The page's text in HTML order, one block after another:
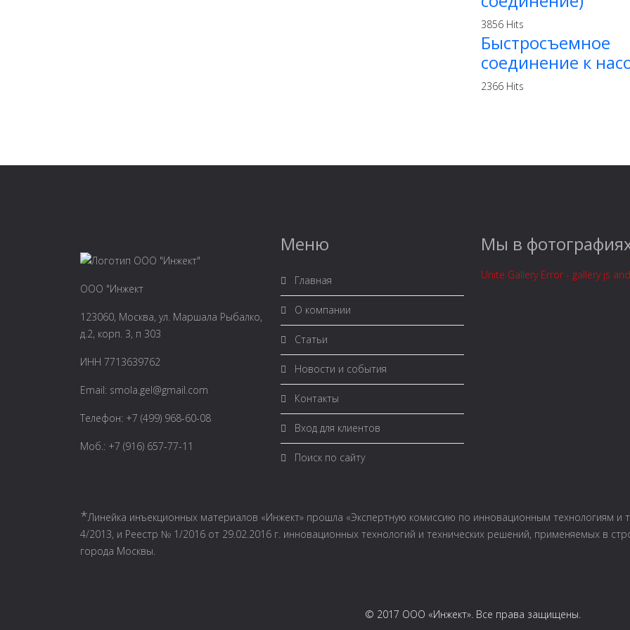
3856 Hits
Быстросъемное
соединение к
2366 Hits
ООО "Инжект
123060, Москва, ул. Маршала Рыбалко,
д.2, корп. 3, п 303
ИНН 7713639762
Email: smola.gel@gmail.com
Телефон: +7 (499) 968-60-08
Моб.: +7 (916) 657-77-11
Меню
Главная
О компании
Статьи
Новости и события
Контакты
Вход для клиентов
Поиск по сайту
Мы в
Unite Gallery Error - gallery js
*Линейка инъекционных материалов «Инжект» прошла «Экспертную комиссию по инновационным технологиям
4/2013, и Реестр № 1/2016 от 29.02.2016 г. инновационных технологий и технических решений, применяемых в
города Москвы.
© 2017 ООО «Инжект». Все права защищены.